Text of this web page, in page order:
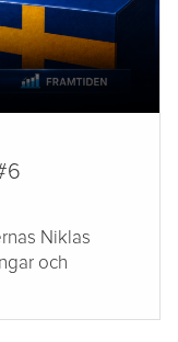
Niklas
och